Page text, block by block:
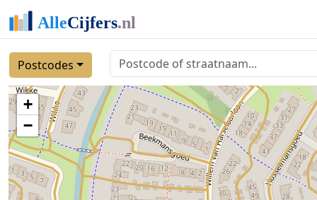
Postcodes
+
−